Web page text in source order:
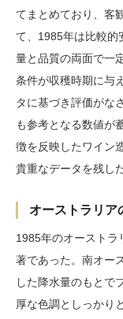
てまとめており、客
て、1985年は比較的
量と品質の両面で一
条件が収穫時期に与
タに基づき評価がな
も参考となる数値が
徴を反映したワイン
貴重なデータを残した
オーストラリア
1985年のオーストラ
著であった。南オー
した降水量のもとで
厚な色調としっかり